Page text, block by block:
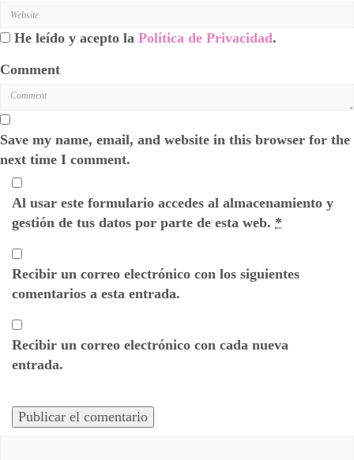
He leído y acepto la Política de Privacidad.
Comment
Save my name, email, and website in this browser for the
next time I comment.
Al usar este formulario accedes al almacenamiento y
gestión de tus datos por parte de esta web. *
Recibir un correo electrónico con los siguientes
comentarios a esta entrada.
Recibir un correo electrónico con cada nueva
entrada.